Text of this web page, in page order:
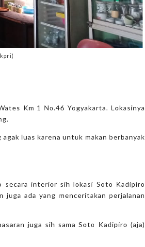
Km 1 No.46 Yogyakarta. Lokasinya
luas karena untuk makan berbanyak
secara interior sih lokasi Soto Kadipiro
ada yang menceritakan perjalanan
juga sih sama Soto Kadipiro (aja)